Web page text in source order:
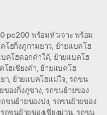
pc200 พร้อมหัวเจาะ พร้อม
โฮกิ่งภูกามยาว, ย้ายแบคโฮ
คโฮดอกคำใต้, ย้ายแบคโฮ
โฮเชียงคำ, ย้ายแบคโฮ
า, ย้ายแบคโฮแม่ใจ, รถขน
ของกิ่งภูซาง, รถขนย้ายของ
ถขนย้ายของปง, รถขนย้ายของ
รถขนย้ายของเชียงม่วน, รถขน